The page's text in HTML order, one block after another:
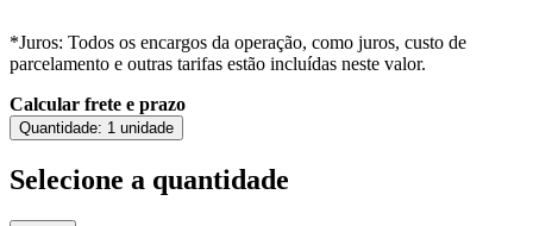
*Juros: Todos os encargos da operação, como juros, custo de
parcelamento e outras tarifas estão incluídas neste valor.
Calcular frete e prazo
Quantidade: 1 unidade
Selecione a quantidade